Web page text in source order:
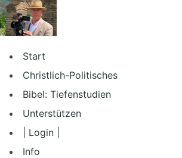
Zum
Inhalt
springen
Start
Christlich-Politisches
Bibel: Tiefenstudien
Unterstützen
| Login |
Info